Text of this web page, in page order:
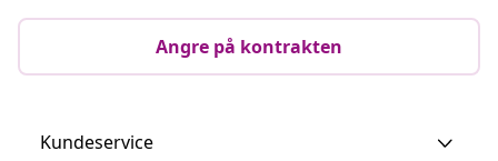
Angre på kontrakten
Kundeservice